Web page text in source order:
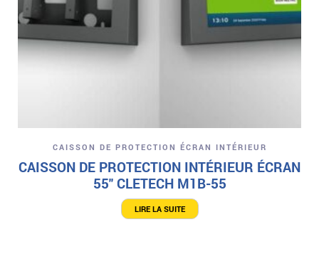
CAISSON DE PROTECTION ÉCRAN INTÉRIEUR
CAISSON DE PROTECTION INTÉRIEUR ÉCRAN
55″ CLETECH M1B-55
LIRE LA SUITE